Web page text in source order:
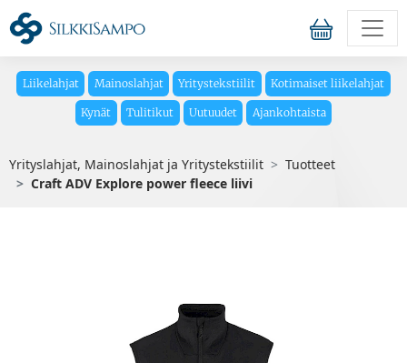
Liikelahjat Mainoslahjat Yritystekstiilit Kotimaiset liikelahjat
Kynät Tulitikut Uutuudet Ajankohtaista
Yrityslahjat, Mainoslahjat ja Yritystekstiilit
Tuotteet
Craft ADV Explore power fleece liivi